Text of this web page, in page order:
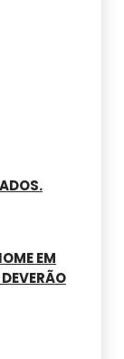
EM